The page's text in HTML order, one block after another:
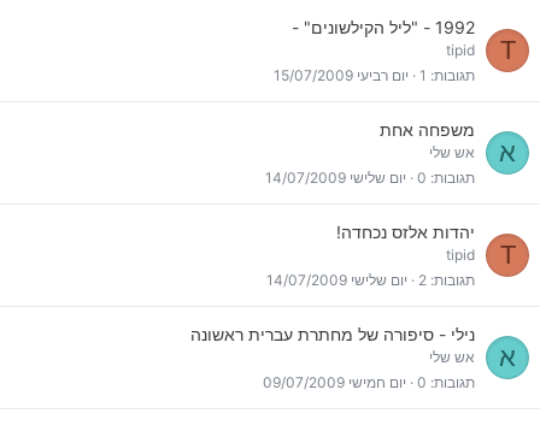
T
1992 - "ליל הקילשונים" -
tipid
תגובות 1 יום רביעי 15/07/2009
א
משפחה אחת
אש שלי
תגובות 0 יום שלישי 14/07/2009
T
יהדות אלזס נכחדה!
tipid
תגובות 2 יום שלישי 14/07/2009
א
נילי - סיפורה של מחתרת עברית ראשונה
אש שלי
תגובות 0 יום חמישי 09/07/2009